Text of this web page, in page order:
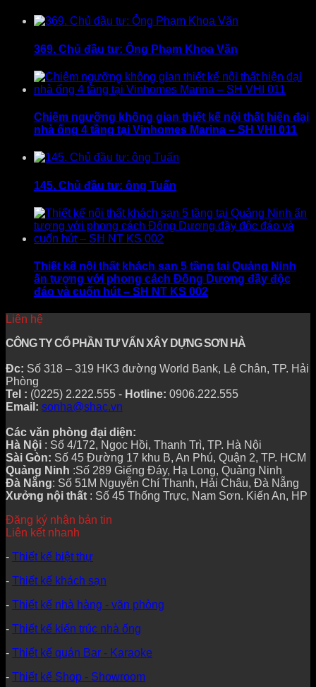
369. Chủ đầu tư: Ông Phạm Khoa Văn
Chiêm ngưỡng không gian thiết kế nội thất hiện đại
nhà ống 4 tầng tại Vinhomes Marina – SH VHI 011
145. Chủ đầu tư: ông Tuấn
Thiết kế nội thất khách sạn 5 tầng tại Quảng Ninh
ấn tượng với phong cách Đông Dương đầy độc
đáo và cuốn hút – SH NT KS 002
Liên hệ
CÔNG TY CỔ PHẦN TƯ VẤN XÂY DỰNG SƠN HÀ
Đc: Số 318 – 319 HK3 đường World Bank, Lê Chân, TP. Hải
Phòng
Tel : (0225) 2.222.555 - Hotline: 0906.222.555
Email: sonha@shac.vn
Các văn phòng đại diện:
Hà Nội : Số 4/172, Ngọc Hồi, Thanh Trì, TP. Hà Nội
Sài Gòn: Số 45 Đường 17 khu B, An Phú, Quận 2, TP. HCM
Quảng Ninh :Số 289 Giếng Đáy, Hạ Long, Quảng Ninh
Đà Nẵng: Số 51M Nguyễn Chí Thanh, Hải Châu, Đà Nẵng
Xưởng nội thất : Số 45 Thống Trực, Nam Sơn. Kiến An, HP
Đăng ký nhận bản tin
Liên kết nhanh
- Thiết kế biệt thự
- Thiết kế khách sạn
- Thiết kế nhà hàng - văn phòng
- Thiết kế kiến trúc nhà ống
- Thiết kế quán Bar - Karaoke
- Thiết kế Shop - Showroom